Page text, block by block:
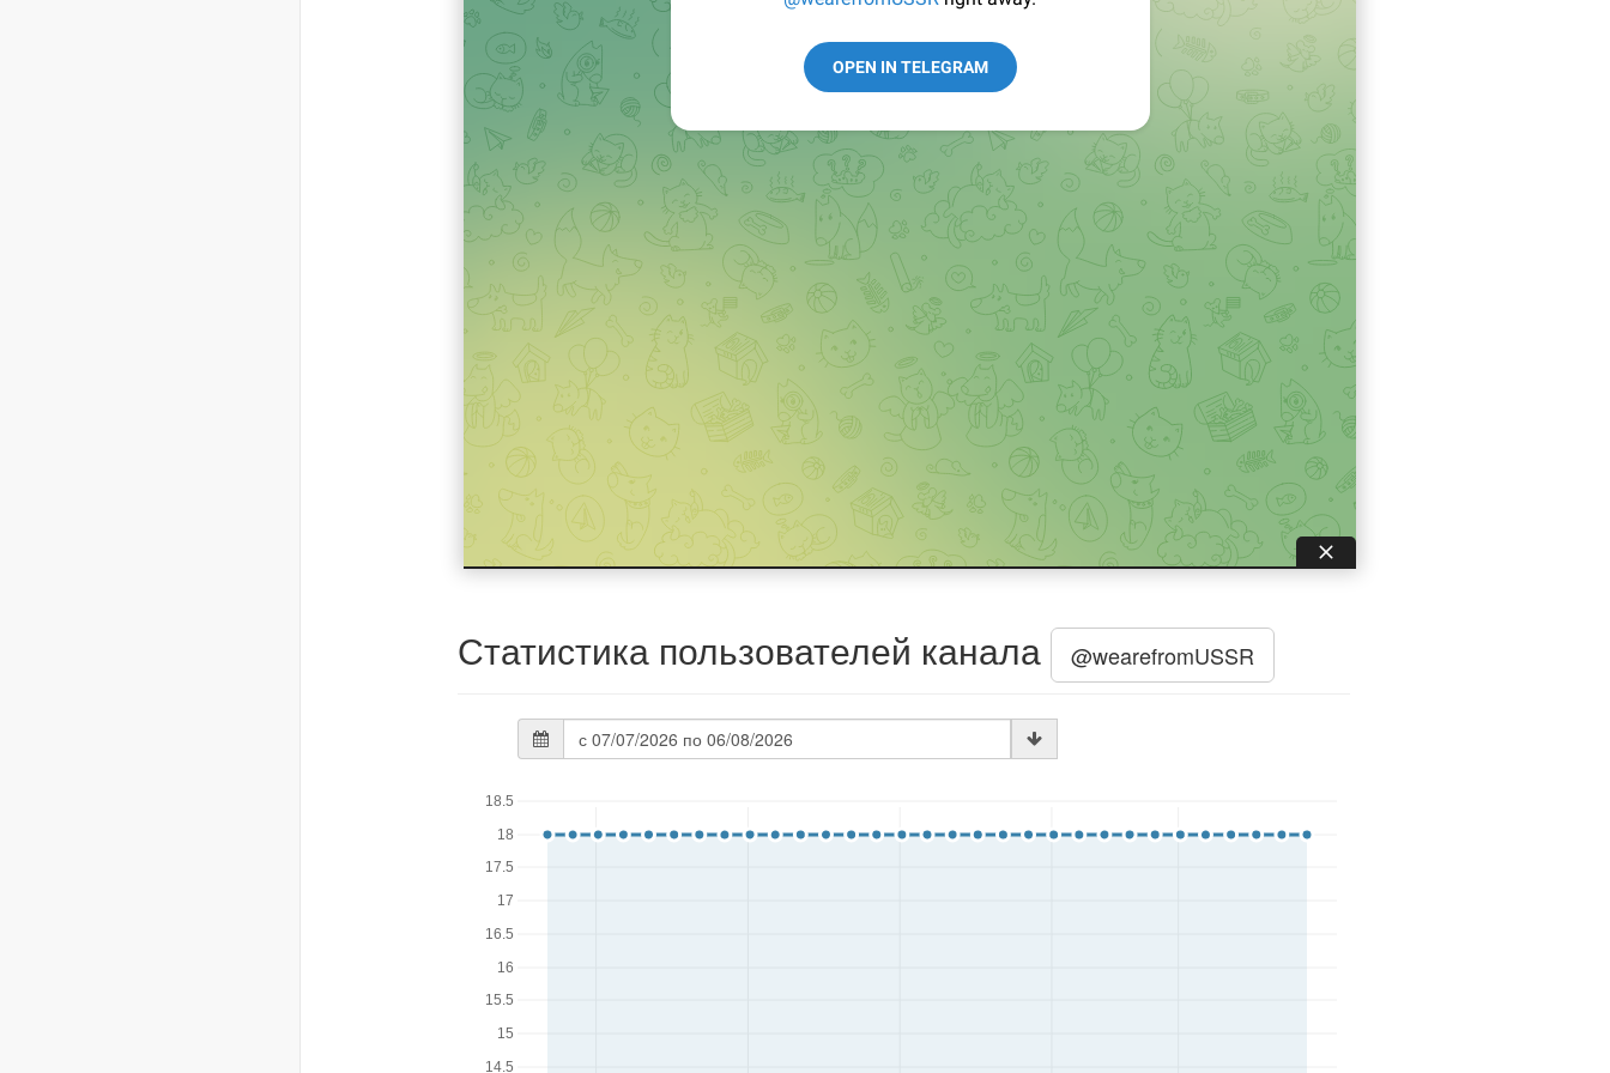
Статистика пользователей канала @wearefromUSSR
Дата
статистики
14.5
15
15.5
16
16.5
17
17.5
18
18.5